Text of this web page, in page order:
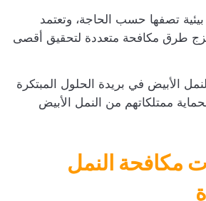
تصفها حسب الحاجة، وتعتمد
طرق مكافحة متعددة لتحقيق أقصى
الأبيض في بريدة الحلول المبتكرة
ممتلكاتهم من النمل الأبيض
مكافحة النمل